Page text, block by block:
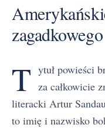
T ytuł powieści
za całkowicie
literacki Artur
to imię i nazwisko